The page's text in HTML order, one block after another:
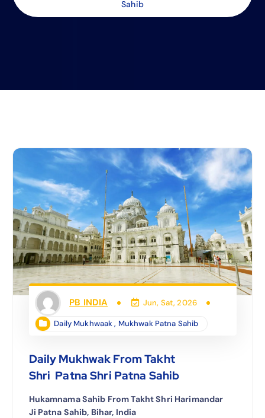
Sahib
PB INDIA Jun, Sat, 2026
Daily Mukhwaak, Mukhwak Patna Sahib
Daily Mukhwak From Takht
Shri Patna Shri Patna Sahib
Hukamnama Sahib From Takht Shri Harimandar
Ji Patna Sahib, Bihar, India